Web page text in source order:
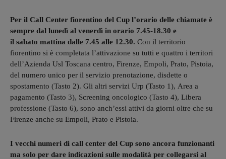
Per il Call Center fiorentino del Cup l’orario delle chiamate è
sempre dal lunedì al venerdì in orario 7.45-18.30 e
il sabato mattina dalle 7.45 alle 12.30. Con il territorio
fiorentino si è completata l’attivazione su tutti e quattro i territori
dell’Azienda Usl Toscana centro, Firenze, Empoli, Prato, Pistoia,
del numero unico per il servizio prenotazione, disdette o
spostamento (Tasto 2). Gli altri servizi Urp (Tasto 1), Area a
pagamento (Tasto 3), Screening oncologico (Tasto 4), Libera
professione (Tasto 6), sono anch’essi attivi da giorni oltre che su
Firenze anche su Empoli, Prato e Pistoia.
I vecchi numeri di call center del Cup sono ancora funzionanti
ma solo per dare indicazioni sulle modalità per collegarsi al